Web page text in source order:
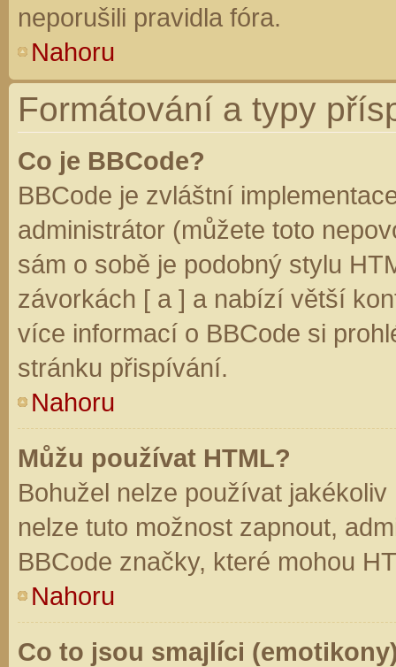
neporušili pravidla fóra.
Nahoru
Formátování a typy
Co je BBCode?
BBCode je zvláštní
administrátor (můžete toto
sám o sobě je podobný stylu
závorkách [ a ] a nabízí větší
více informací o BBCode si
stránku přispívání.
Nahoru
Můžu používat HTML?
Bohužel nelze používat
nelze tuto možnost zapnout,
BBCode značky, které mohou
Nahoru
Co to jsou smajlíci